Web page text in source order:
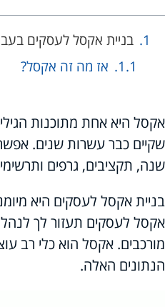
בניית אקסל לעסקים
אז מה זה אקסל?
אקסל היא אחת מתוכנות
שקיים כבר עשרות שנים.
שנה, תקציבים, גרפים
בניית אקסל לעסקים היא
אקסל לעסקים תעזור לך
מורכבים. אקסל הוא כלי רב
הנתונים האלה.